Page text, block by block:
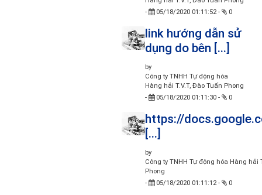
-
05/18/2020 01:11:52- 0
link hướng dẫn sử
dụng do bên [...]
by
Công ty TNHH Tự động hóa
Hàng hải T.V.T, Đào Tuấn Phong
-
05/18/2020 01:11:30 - 0
https://
[...]
by
Công ty TNHH Tự động hóa Hàng hải
Phong
-
05/18/2020 01:11:12- 0